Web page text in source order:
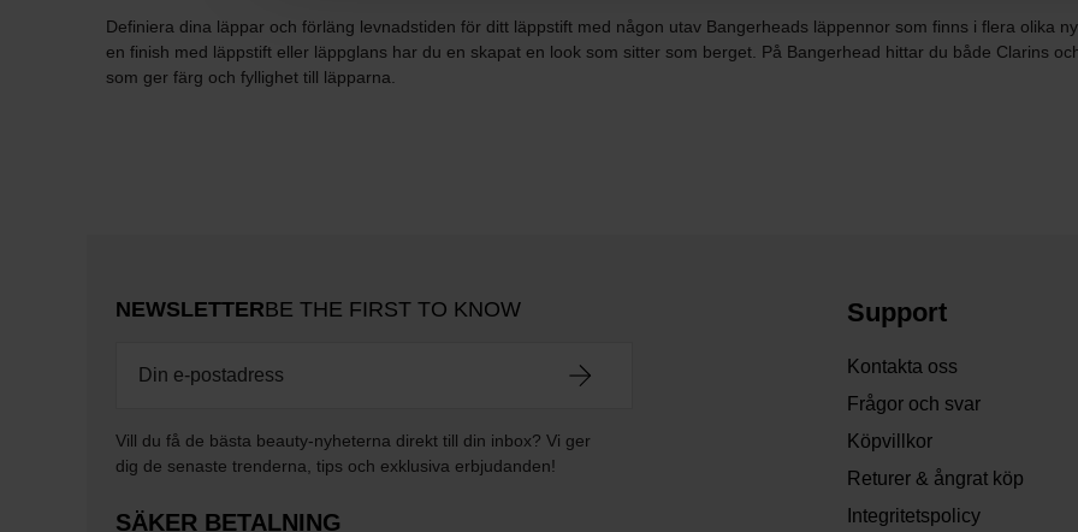
Definiera dina läppar och förläng levnadstiden för ditt läppstift med någon utav Bangerheads läppennor som finns i flera olika
en finish med läppstift eller läppglans har du en skapat en look som sitter som berget. På Bangerhead hittar du både Clarins
som ger färg och fyllighet till läpparna.
NEWSLETTERBE THE FIRST TO KNOW
Vill du få de bästa beauty-nyheterna direkt till din inbox? Vi ger
dig de senaste trenderna, tips och exklusiva erbjudanden!
SÄKER BETALNING
Support
Kontakta oss
Frågor och svar
Köpvillkor
Returer & ångrat köp
Integritetspolicy